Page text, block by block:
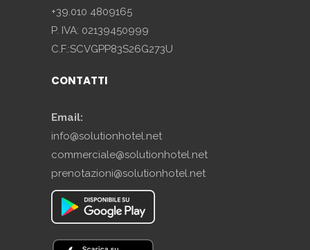
+39.010 4809165
P. IVA: 02139450999
C.F.:SCVGPP83S26G273U
CONTATTI
Email:
info@solutionhotel.net
commerciale@solutionhotel.net
prenotazioni@solutionhotel.net